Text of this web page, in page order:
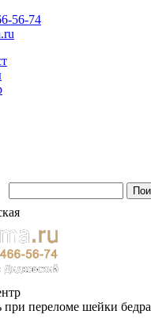
56-74
переломе шейки бедра